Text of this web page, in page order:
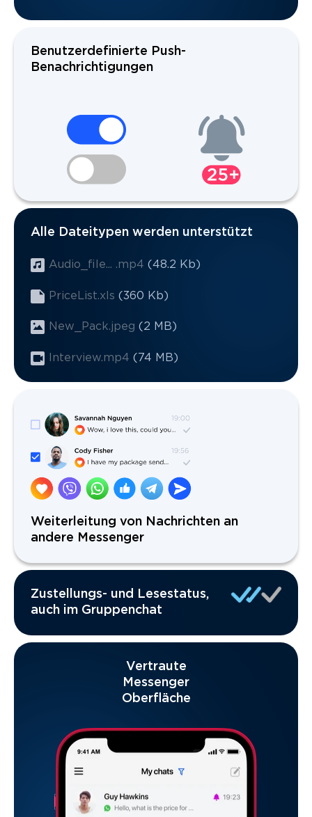
Benutzerdefinierte Push-
Benachrichtigungen
Alle Dateitypen werden unterstützt
Audio_file... .mp4 (48.2 Kb)
PriceList.xls (360 Kb)
New_Pack.jpeg (2 MB)
Interview.mp4 (74 MB)
Weiterleitung von Nachrichten an
andere Messenger
Vertraute
Messenger
Oberfläche
Zustellungs- und Lesestatus,
auch im Gruppenchat